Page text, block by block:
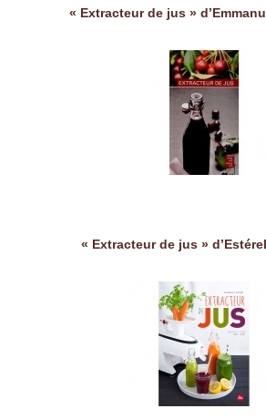
« Extracteur de jus »
« Extracteur de jus »